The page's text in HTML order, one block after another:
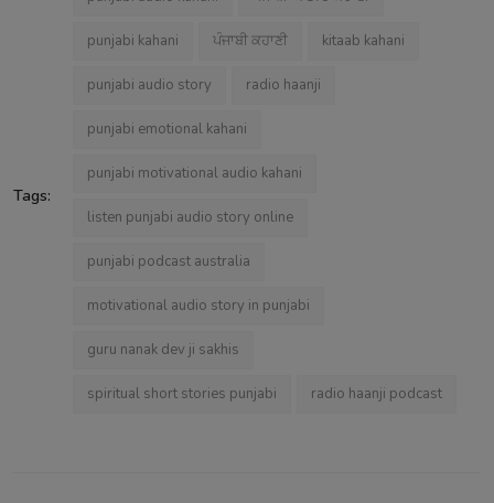
Tags:
punjabi kahani ਪੰਜਾਬੀ ਕਹਾਣੀ kitaab kahani
punjabi audio story radio haanji
punjabi emotional kahani
punjabi motivational audio kahani
listen punjabi audio story online
punjabi podcast australia
motivational audio story in punjabi
guru nanak dev ji sakhis
spiritual short stories punjabi radio haanji podcast